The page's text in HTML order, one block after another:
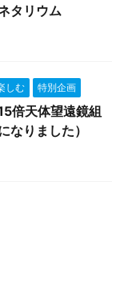
タリウム
しむ 特別企画
倍天体望遠鏡組
なりました）